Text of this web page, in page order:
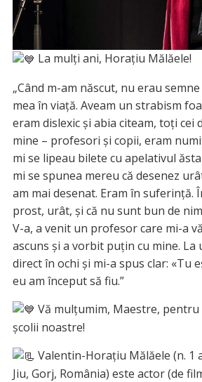
La mulți ani, Horațiu Mălăele!
„Când m-am născut, nu erau
mea în viață. Aveam un strabism
eram dislexic și abia citeam, toți cei
mine – profesori și copii, eram
mi se lipeau bilete cu apelativul
mi se spunea mereu că desenez
am mai desenat. Eram în suferință.
prost, urât, și că nu sunt bun de
V-a, a venit un profesor care mi-a
ascuns și a vorbit puțin cu mine. La
direct în ochi și mi-a spus clar: «Tu
eu am început să fiu.”
Vă mulțumim, Maestre,
școlii noastre!
Valentin-Horațiu Mălăele (n. 1
Jiu, Gorj, România) este actor (de